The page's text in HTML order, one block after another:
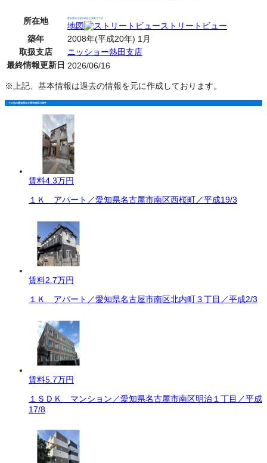
所在地 愛知県名古屋市南区六条町２丁目
地図
ストリートビュー
築年
2008年(平成20年) 1月
取扱支店
ニッショー熱田支店
最終情報更新日 2026/06/16
※上記、基本情報は過去の情報を元に作成しております。
その他の愛知県名古屋市南区の物件
賃料4.3万円
１Ｋ アパート／愛知県名古屋市南区西桜町／平成19/3
賃料2.7万円
１Ｋ アパート／愛知県名古屋市南区北内町３丁目／平成2/3
賃料5.7万円
１ＳＤＫ マンション／愛知県名古屋市南区明治１丁目／平成
17/8